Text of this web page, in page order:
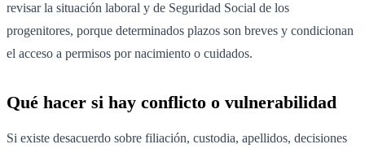
revisar la situación laboral y de Seguridad Social de los
progenitores, porque determinados plazos son breves y condicionan
el acceso a permisos por nacimiento o cuidados.
Qué hacer si hay conflicto o vulnerabilidad
Si existe desacuerdo sobre filiación, custodia, apellidos, decisiones